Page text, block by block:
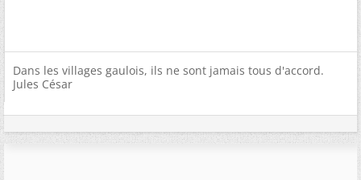
Dans les villages gaulois, ils ne sont jamais tous d'accord.
Jules César